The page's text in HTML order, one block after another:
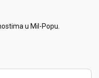
u Mil-Popu.